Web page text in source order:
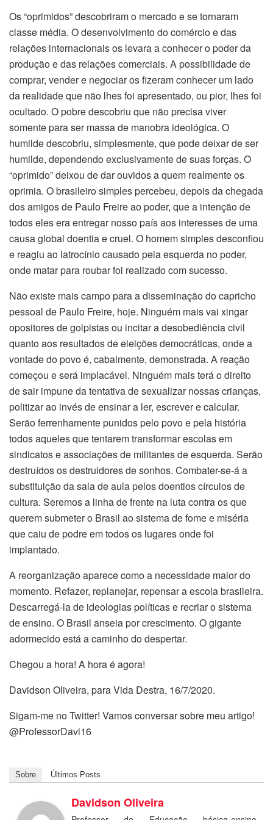
Os “oprimidos” descobriram o mercado e se tornaram
classe média. O desenvolvimento do comércio e das
relações internacionais os levara a conhecer o poder da
produção e das relações comerciais. A possibilidade de
comprar, vender e negociar os fizeram conhecer um lado
da realidade que não lhes foi apresentado, ou pior, lhes foi
ocultado. O pobre descobriu que não precisa viver
somente para ser massa de manobra ideológica. O
humilde descobriu, simplesmente, que pode deixar de ser
humilde, dependendo exclusivamente de suas forças. O
“oprimido” deixou de dar ouvidos a quem realmente os
oprimia. O brasileiro simples percebeu, depois da chegada
dos amigos de Paulo Freire ao poder, que a intenção de
todos eles era entregar nosso país aos interesses de uma
causa global doentia e cruel. O homem simples desconfiou
e reagiu ao latrocínio causado pela esquerda no poder,
onde matar para roubar foi realizado com sucesso.
Não existe mais campo para a disseminação do capricho
pessoal de Paulo Freire, hoje. Ninguém mais vai xingar
opositores de golpistas ou incitar a desobediência civil
quanto aos resultados de eleições democráticas, onde a
vontade do povo é, cabalmente, demonstrada. A reação
começou e será implacável. Ninguém mais terá o direito
de sair impune da tentativa de sexualizar nossas crianças,
politizar ao invés de ensinar a ler, escrever e calcular.
Serão ferrenhamente punidos pelo povo e pela história
todos aqueles que tentarem transformar escolas em
sindicatos e associações de militantes de esquerda. Serão
destruídos os destruidores de sonhos. Combater-se-á a
substituição da sala de aula pelos doentios círculos de
cultura. Seremos a linha de frente na luta contra os que
querem submeter o Brasil ao sistema de fome e miséria
que caiu de podre em todos os lugares onde foi
implantado.
A reorganização aparece como a necessidade maior do
momento. Refazer, replanejar, repensar a escola brasileira.
Descarregá-la de ideologias políticas e recriar o sistema
de ensino. O Brasil anseia por crescimento. O gigante
adormecido está a caminho do despertar.
Chegou a hora! A hora é agora!
Davidson Oliveira, para Vida Destra, 16/7/2020.
Sigam-me no Twitter! Vamos conversar sobre meu artigo!
@ProfessorDavi16
Sobre Últimos Posts
Davidson Oliveira